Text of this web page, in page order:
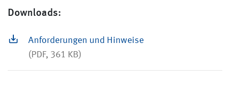
Downloads:
Anforderungen und Hinweise
(PDF, 361 KB)